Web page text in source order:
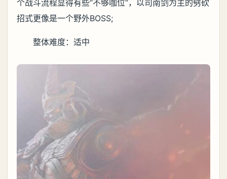
个战斗流程显得有些“不够咖位”，以司南剑为主的劈砍
招式更像是一个野外BOSS;
整体难度：适中